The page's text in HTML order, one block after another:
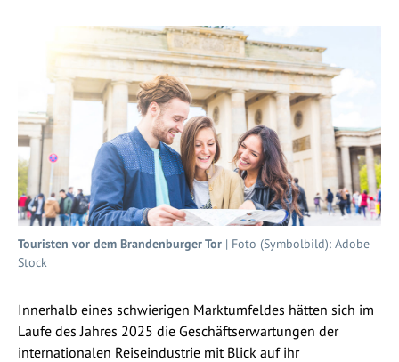
Touristen vor dem Brandenburger Tor | Foto (Symbolbild): Adobe
Stock
Innerhalb eines schwierigen Marktumfeldes hätten sich im
Laufe des Jahres 2025 die Geschäftserwartungen der
internationalen Reiseindustrie mit Blick auf ihr